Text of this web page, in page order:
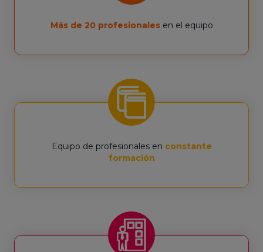
Más de 20 profesionales en el equipo
Equipo de profesionales en constante
formación